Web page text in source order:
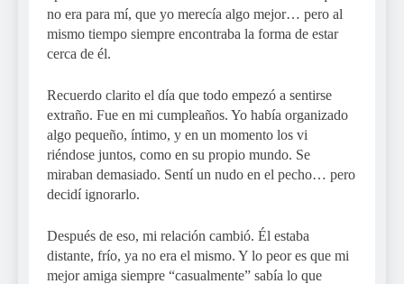
no era para mí, que yo merecía algo mejor… pero al
mismo tiempo siempre encontraba la forma de estar
cerca de él.
Recuerdo clarito el día que todo empezó a sentirse
extraño. Fue en mi cumpleaños. Yo había organizado
algo pequeño, íntimo, y en un momento los vi
riéndose juntos, como en su propio mundo. Se
miraban demasiado. Sentí un nudo en el pecho… pero
decidí ignorarlo.
Después de eso, mi relación cambió. Él estaba
distante, frío, ya no era el mismo. Y lo peor es que mi
mejor amiga siempre “casualmente” sabía lo que